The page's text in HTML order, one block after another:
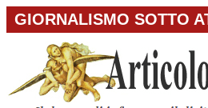
Skip
to
content
GIORNALISMO SOTTO